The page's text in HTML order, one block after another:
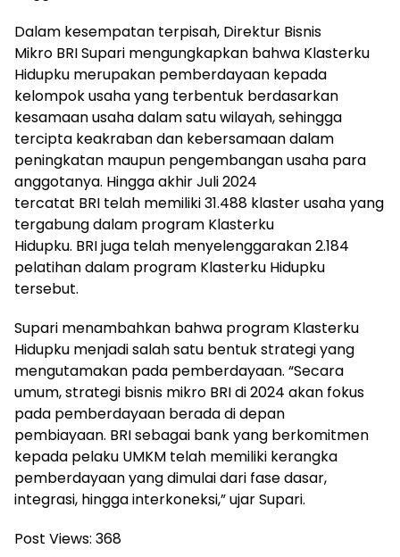
Dalam kesempatan terpisah, Direktur Bisnis
Mikro BRI Supari mengungkapkan bahwa Klasterku
Hidupku merupakan pemberdayaan kepada
kelompok usaha yang terbentuk berdasarkan
kesamaan usaha dalam satu wilayah, sehingga
tercipta keakraban dan kebersamaan dalam
peningkatan maupun pengembangan usaha para
anggotanya. Hingga akhir Juli 2024
tercatat BRI telah memiliki 31.488 klaster usaha yang
tergabung dalam program Klasterku
Hidupku. BRI juga telah menyelenggarakan 2.184
pelatihan dalam program Klasterku Hidupku
tersebut.
Supari menambahkan bahwa program Klasterku
Hidupku menjadi salah satu bentuk strategi yang
mengutamakan pada pemberdayaan. “Secara
umum, strategi bisnis mikro BRI di 2024 akan fokus
pada pemberdayaan berada di depan
pembiayaan. BRI sebagai bank yang berkomitmen
kepada pelaku UMKM telah memiliki kerangka
pemberdayaan yang dimulai dari fase dasar,
integrasi, hingga interkoneksi,” ujar Supari.
Post Views: 368